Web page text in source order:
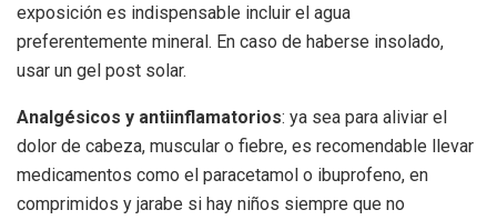
exposición es indispensable incluir el agua
preferentemente mineral. En caso de haberse insolado,
usar un gel post solar.
Analgésicos y antiinflamatorios: ya sea para aliviar el
dolor de cabeza, muscular o fiebre, es recomendable llevar
medicamentos como el paracetamol o ibuprofeno, en
comprimidos y jarabe si hay niños siempre que no